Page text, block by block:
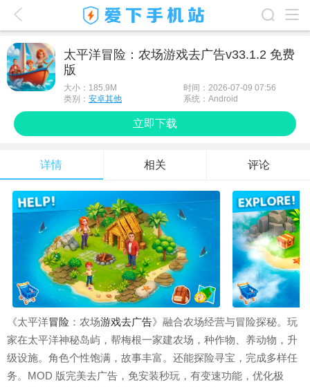
最新游戏
游戏攻略
太平洋冒险：农场游戏去广告v33.1.2 免费
版
大小： 185.9M
时间：2026-07-09 07:56
类别： 安卓其他 系统：Android
立即下载
详情 相关 评论
《太平洋冒险 ：农场游戏去广告》融合农场经营与冒险探秘。玩
家在太平洋神秘岛屿，帮梅根一家建农场，种作物、养动物，升
级设施。角色个性饱满，故事丰富。还能探险寻宝，完成多样任
务。MOD 版完美去广告，免安装秒玩，有变速功能，优化极